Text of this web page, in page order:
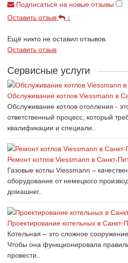
Подписаться на новые отзывы
Оставить отзыв
↓
Ещё никто не оставил отзывов.
Оставить отзыв
Сервисные услуги
Обслуживание котлов Viessmann в
Обслуживание котлов отопления -
ответственный процесс, который
квалификации и специали..
Ремонт котлов Viessmann в Санкт-
Газовые котлы Viessmann –
оборудование от немецкого
домашнег..
Проектирование котельных в Санкт-
Котельная – это сложное
Чтобы она функционировала
провести..